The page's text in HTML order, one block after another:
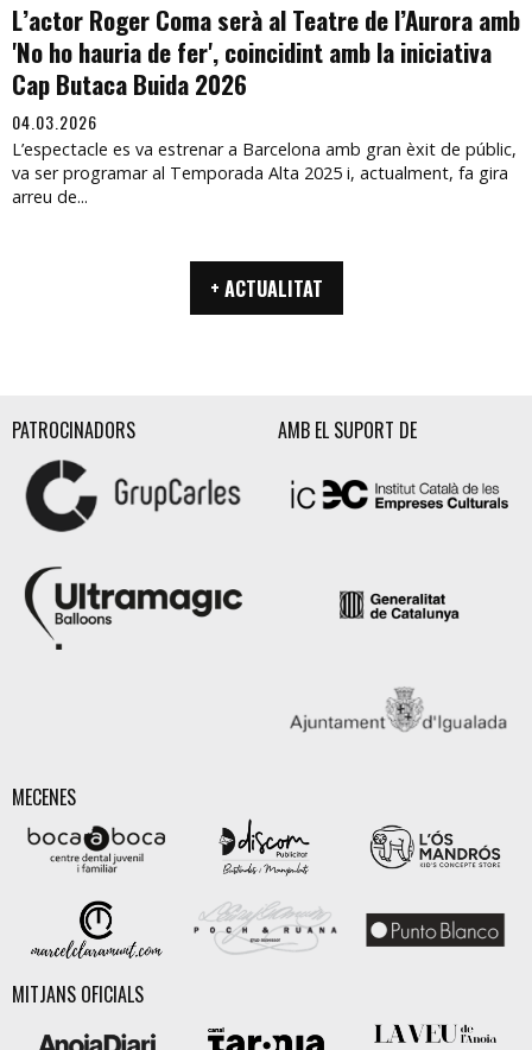
L’actor Roger Coma serà al Teatre de l’Aurora amb
'No ho hauria de fer', coincidint amb la iniciativa
Cap Butaca Buida 2026
04.03.2026
L’espectacle es va estrenar a Barcelona amb gran èxit de públic,
va ser programar al Temporada Alta 2025 i, actualment, fa gira
arreu de...
+ ACTUALITAT
PATROCINADORS AMB EL SUPORT DE
MECENES
MITJANS OFICIALS